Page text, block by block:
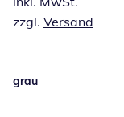
zzgl. Versand
grau